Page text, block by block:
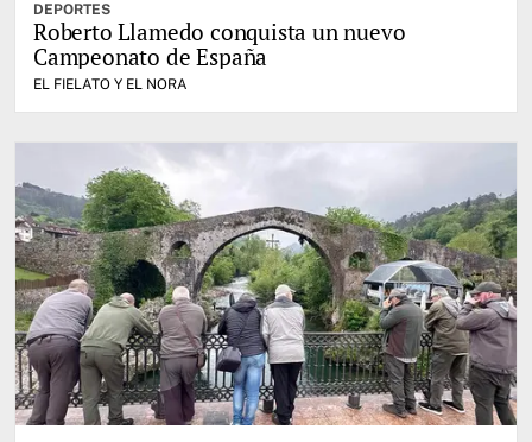
DEPORTES
Roberto Llamedo conquista un nuevo
Campeonato de España
EL FIELATO Y EL NORA